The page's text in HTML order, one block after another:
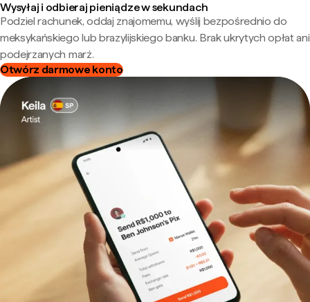
Wysyłaj i odbieraj pieniądze w sekundach
Podziel rachunek, oddaj znajomemu, wyślij bezpośrednio do
meksykańskiego lub brazylijskiego banku. Brak ukrytych opłat ani
podejrzanych marż.
Otwórz darmowe konto